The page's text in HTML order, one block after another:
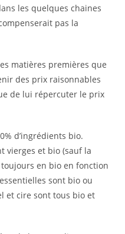
les quelques chaines
pas la
matières premières que
des prix raisonnables
de lui répercuter le prix
d’ingrédients bio.
vierges et bio (sauf la
toujours en bio en fonction
sont bio ou
et cire sont tous bio et